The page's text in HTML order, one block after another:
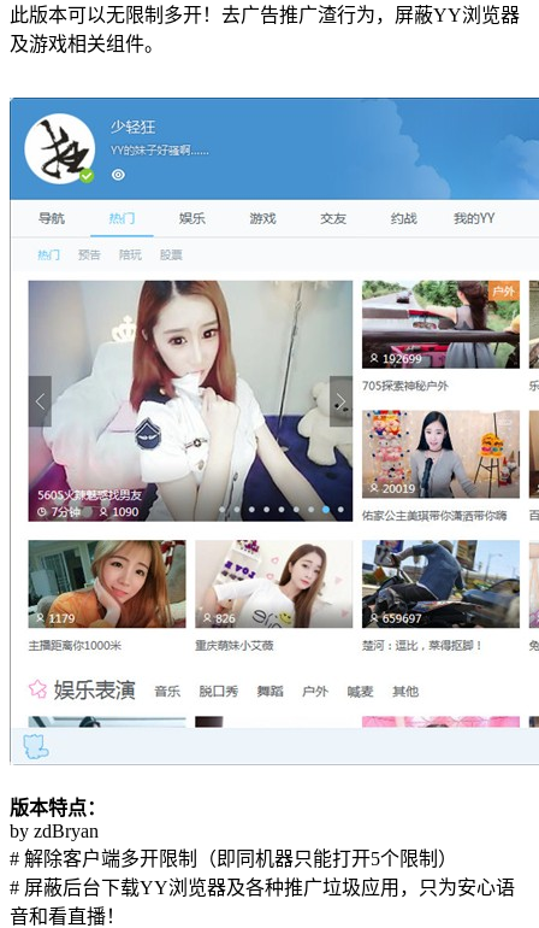
此版本可以无限制多开！去广告推广渣行为，屏蔽YY浏览器
及游戏相关组件。
版本特点：
by zdBryan
# 解除客户端多开限制（即同机器只能打开5个限制）
# 屏蔽后台下载YY浏览器及各种推广垃圾应用，只为安心语
音和看直播！